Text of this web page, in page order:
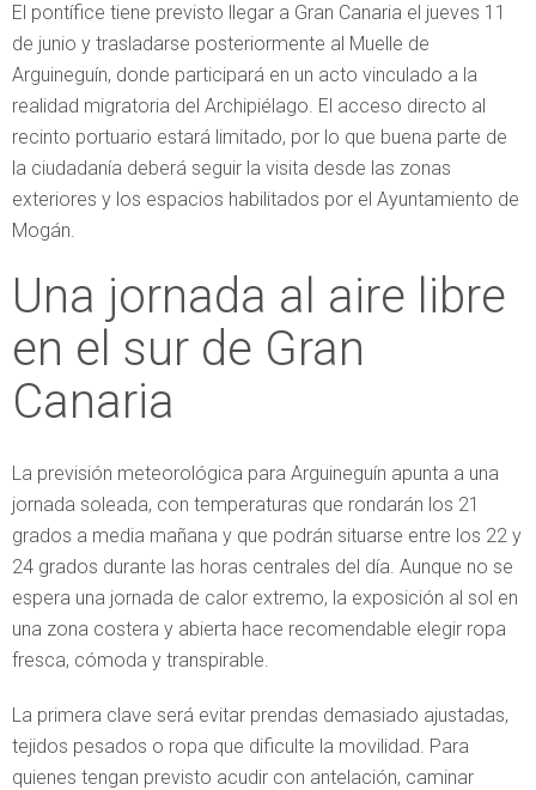
El pontífice tiene previsto llegar a Gran Canaria el jueves 11
de junio y trasladarse posteriormente al Muelle de
Arguineguín, donde participará en un acto vinculado a la
realidad migratoria del Archipiélago. El acceso directo al
recinto portuario estará limitado, por lo que buena parte de
la ciudadanía deberá seguir la visita desde las zonas
exteriores y los espacios habilitados por el Ayuntamiento de
Mogán.
Una jornada al aire libre
en el sur de Gran
Canaria
La previsión meteorológica para Arguineguín apunta a una
jornada soleada, con temperaturas que rondarán los 21
grados a media mañana y que podrán situarse entre los 22 y
24 grados durante las horas centrales del día. Aunque no se
espera una jornada de calor extremo, la exposición al sol en
una zona costera y abierta hace recomendable elegir ropa
fresca, cómoda y transpirable.
La primera clave será evitar prendas demasiado ajustadas,
tejidos pesados o ropa que dificulte la movilidad. Para
quienes tengan previsto acudir con antelación, caminar